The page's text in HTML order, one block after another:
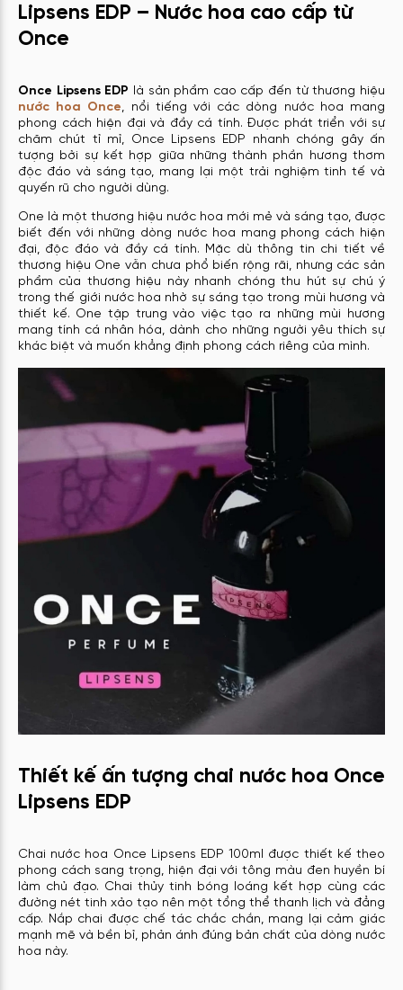
Lipsens EDP – Nước hoa cao cấp từ
Once
Once Lipsens EDP là sản phẩm cao cấp đến từ thương hiệu
nước hoa Once, nổi tiếng với các dòng nước hoa mang
phong cách hiện đại và đầy cá tính. Được phát triển với sự
chăm chút tỉ mỉ, Once Lipsens EDP nhanh chóng gây ấn
tượng bởi sự kết hợp giữa những thành phần hương thơm
độc đáo và sáng tạo, mang lại một trải nghiệm tinh tế và
quyến rũ cho người dùng.
One là một thương hiệu nước hoa mới mẻ và sáng tạo, được
biết đến với những dòng nước hoa mang phong cách hiện
đại, độc đáo và đầy cá tính. Mặc dù thông tin chi tiết về
thương hiệu One vẫn chưa phổ biến rộng rãi, nhưng các sản
phẩm của thương hiệu này nhanh chóng thu hút sự chú ý
trong thế giới nước hoa nhờ sự sáng tạo trong mùi hương và
thiết kế. One tập trung vào việc tạo ra những mùi hương
mang tính cá nhân hóa, dành cho những người yêu thích sự
khác biệt và muốn khẳng định phong cách riêng của mình.
Thiết kế ấn tượng chai nước hoa Once
Lipsens EDP
Chai nước hoa Once Lipsens EDP 100ml được thiết kế theo
phong cách sang trọng, hiện đại với tông màu đen huyền bí
làm chủ đạo. Chai thủy tinh bóng loáng kết hợp cùng các
đường nét tinh xảo tạo nên một tổng thể thanh lịch và đẳng
cấp. Nắp chai được chế tác chắc chắn, mang lại cảm giác
mạnh mẽ và bền bỉ, phản ánh đúng bản chất của dòng nước
hoa này.